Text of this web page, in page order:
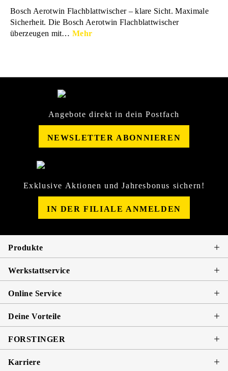
Bosch Aerotwin Flachblattwischer – klare Sicht. Maximale
Sicherheit. Die Bosch Aerotwin Flachblattwischer
überzeugen mit…Mehr
Angebote direkt in dein Postfach
NEWSLETTER ABONNIEREN
Exklusive Aktionen und Jahresbonus sichern!
IN DER FILIALE ANMELDEN
Produkte
Werkstattservice
Online Service
Deine Vorteile
FORSTINGER
Karriere